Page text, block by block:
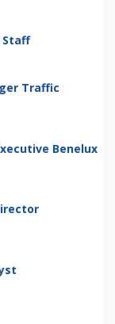
Staff
Traffic
Benelux